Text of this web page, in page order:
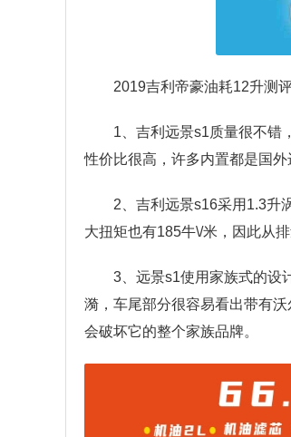
2019吉利帝豪油耗12升测评
1、吉利远景s1质量很不错
性价比很高，许多内置都是国
2、吉利远景s16采用1.3升
大扭矩也有185牛\/米，因此从
3、远景s1使用家族式的设
漪，车尾部分很容易看出带有
会破坏它的整个家族品牌。